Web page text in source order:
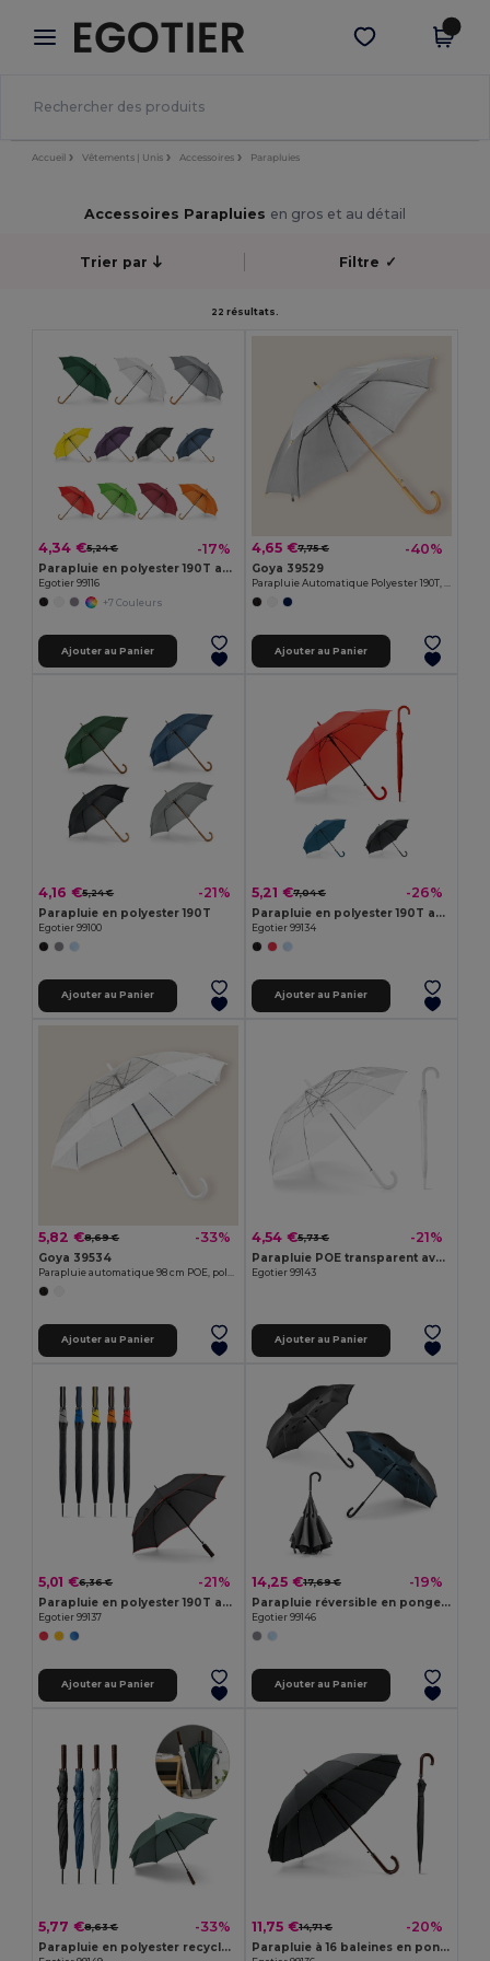
× Appli Egotier
Meilleurs prix sur l’app !
Obtenir l'appli
Accueil Vêtements | Unis Accessoires Parapluies
Accessoires Parapluies en gros et au détail
Trier par Filtre ✓
22 résultats.
4,34 €5,24 € -17%
Parapluie en polyester 190T avec ouverture automatique
Egotier 99116
+7 Couleurs
Ajouter au Panier
4,65 €7,75 € -40%
Goya 39529
Parapluie Automatique Polyester 190T, Manche Bois CLOUDY
Ajouter au Panier
4,16 €5,24 € -21%
Parapluie en polyester 190T
Egotier 99100
Ajouter au Panier
5,21 €7,04 € -26%
Parapluie en polyester 190T avec ouverture automatique
Egotier 99134
Ajouter au Panier
5,82 €8,69 € -33%
Goya 39534
Ajouter au Panier
4,54 €5,73 € -21%
Parapluie POE transparent avec ouverture automatique
Egotier 99143
Ajouter au Panier
5,01 €6,36 € -21%
Parapluie en polyester 190T avec ouverture automatique
Egotier 99137
Ajouter au Panier
14,25 €17,69 € -19%
Parapluie réversible en pongee 190T
Egotier 99146
Ajouter au Panier
5,77 €8,63 € -33%
Parapluie en polyester recyclé (100% rPET) pongee avec ouverture automatique
11,75 €14,71 € -20%
Parapluie à 16 baleines en pongee 190T avec ouverture automatique